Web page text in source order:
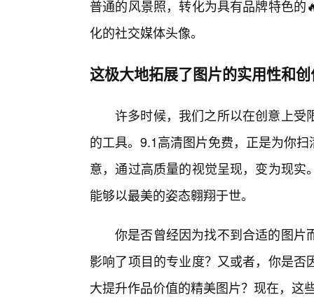
普通的风景照，转化为具有品牌特色
化的社交媒体头像。
这极大地拓展了图片的实用性和
许多时候，我们之所以在创意上受
的工具。9.1高清图片免费，正是为你
意，通过高质量的视觉呈现，变为现
能够以最美的姿态翱翔于世。
你是否曾经因为找不到合适的图片
影响了项目的专业度？又或者，你是
大提升作品价值的精美图片？现在，这